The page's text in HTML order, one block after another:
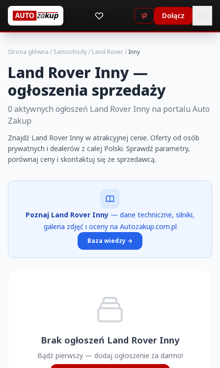
Dołącz
Strona główna / Samochody/ Land Rover/ Inny
Land Rover Inny —
ogłoszenia sprzedaży
0 aktywnych ogłoszeń Land Rover Inny na portalu Auto
Zakup
Znajdź Land Rover Inny w atrakcyjnej cenie. Oferty od osób
prywatnych i dealerów z całej Polski. Sprawdź parametry,
porównaj ceny i skontaktuj się ze sprzedawcą.
Poznaj Land Rover Inny — dane techniczne, silniki,
galeria zdjęć i oceny na Autozakup.com.pl
Baza wiedzy →
Brak ogłoszeń Land Rover Inny
Bądź pierwszy — dodaj ogłoszenie za darmo!